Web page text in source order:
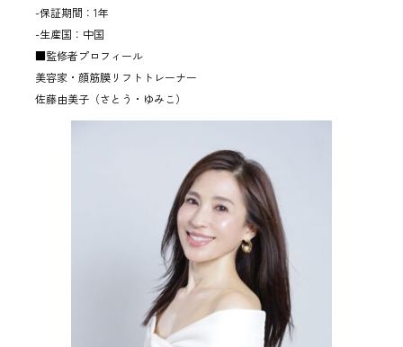
-保証期間：1年
-生産国：中国
■監修者プロフィール
美容家・顔筋膜リフトトレーナー
佐藤由美子（さとう・ゆみこ）